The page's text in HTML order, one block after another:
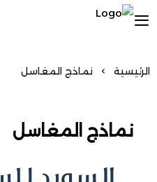
الرئيسية نماذج المغاسل
نماذج المغاسل